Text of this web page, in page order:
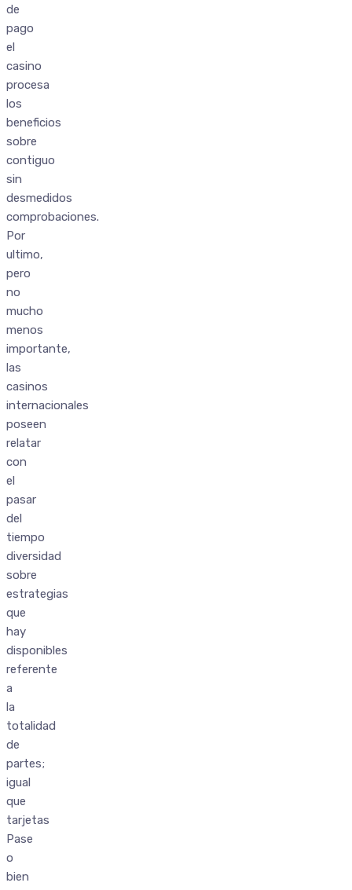
de
pago
el
casino
procesa
los
beneficios
sobre
contiguo
sin
desmedidos
comprobaciones.
Por
ultimo,
pero
no
mucho
menos
importante,
las
casinos
internacionales
poseen
relatar
con
el
pasar
del
tiempo
diversidad
sobre
estrategias
que
hay
disponibles
referente
a
la
totalidad
de
partes;
igual
que
tarjetas
Pase
o
bien